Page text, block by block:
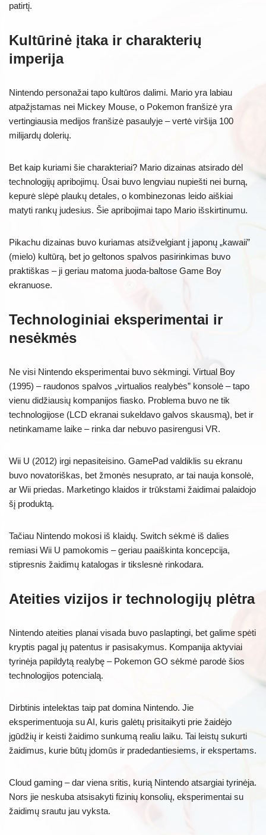
patirtį.
Kultūrinė įtaka ir charakterių
imperija
Nintendo personažai tapo kultūros dalimi. Mario yra labiau
atpažįstamas nei Mickey Mouse, o Pokemon franšizė yra
vertingiausia medijos franšizė pasaulyje – vertė viršija 100
milijardų dolerių.
Bet kaip kuriami šie charakteriai? Mario dizainas atsirado dėl
technologijų apribojimų. Ūsai buvo lengviau nupiešti nei burną,
kepurė slėpė plaukų detales, o kombinezonas leido aiškiai
matyti rankų judesius. Šie apribojimai tapo Mario išskirtinumu.
Pikachu dizainas buvo kuriamas atsižvelgiant į japonų „kawaii”
(mielo) kultūrą, bet jo geltonos spalvos pasirinkimas buvo
praktiškas – ji geriau matoma juoda-baltose Game Boy
ekranuose.
Technologiniai eksperimentai ir
nesėkmės
Ne visi Nintendo eksperimentai buvo sėkmingi. Virtual Boy
(1995) – raudonos spalvos „virtualios realybės” konsolė – tapo
vienu didžiausių kompanijos fiasko. Problema buvo ne tik
technologijose (LCD ekranai sukeldavo galvos skausmą), bet ir
netinkamame laike – rinka dar nebuvo pasirengusi VR.
Wii U (2012) irgi nepasiteisino. GamePad valdiklis su ekranu
buvo novatoriškas, bet žmonės nesuprato, ar tai nauja konsolė,
ar Wii priedas. Marketingo klaidos ir trūkstami žaidimai palaidojo
šį produktą.
Tačiau Nintendo mokosi iš klaidų. Switch sėkmė iš dalies
remiasi Wii U pamokomis – geriau paaiškinta koncepcija,
stipresnis žaidimų katalogas ir tikslesnė rinkodara.
Ateities vizijos ir technologijų plėtra
Nintendo ateities planai visada buvo paslaptingi, bet galime spėti
kryptis pagal jų patentus ir pasisakymus. Kompanija aktyviai
tyrinėja papildytą realybę – Pokemon GO sėkmė parodė šios
technologijos potencialą.
Dirbtinis intelektas taip pat domina Nintendo. Jie
eksperimentuoja su AI, kuris galėtų prisitaikyti prie žaidėjo
įgūdžių ir keisti žaidimo sunkumą realiu laiku. Tai leistų sukurti
žaidimus, kurie būtų įdomūs ir pradedantiesiems, ir ekspertams.
Cloud gaming – dar viena sritis, kurią Nintendo atsargiai tyrinėja.
Nors jie neskuba atsisakyti fizinių konsolių, eksperimentai su
žaidimų srautu jau vyksta.